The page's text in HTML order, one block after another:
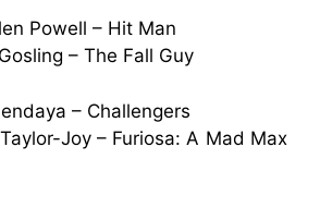
Powell – Hit Man
– The Fall Guy
– Challengers
Joy – Furiosa: A Mad Max